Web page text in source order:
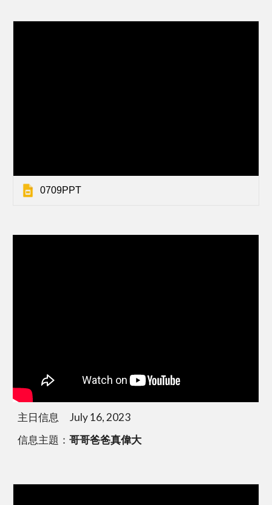
0709PPT
主日信息 July 16, 2023
信息主題：哥哥爸爸真偉大